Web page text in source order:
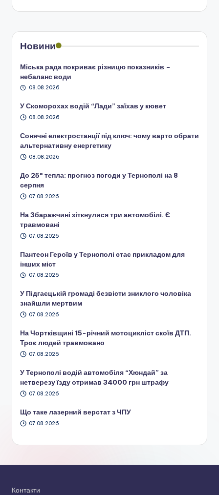
Новини
Міська рада покриває різницю показників –
небаланс води
08.08.2026
У Скоморохах водій “Лади” заїхав у кювет
08.08.2026
Сонячні електростанції під ключ: чому варто обрати
альтернативну енергетику
08.08.2026
До 25° тепла: прогноз погоди у Тернополі на 8
серпня
07.08.2026
На Збаражчині зіткнулися три автомобілі. Є
травмовані
07.08.2026
Пантеон Героїв у Тернополі стає прикладом для
інших міст
07.08.2026
У Підгаєцькій громаді безвісти зниклого чоловіка
знайшли мертвим
07.08.2026
На Чортківщині 15-річний мотоцикліст скоїв ДТП.
Троє людей травмовано
07.08.2026
У Тернополі водій автомобіля “Хюндай” за
нетверезу їзду отримав 34000 грн штрафу
07.08.2026
Що таке лазерний верстат з ЧПУ
07.08.2026
Контакти